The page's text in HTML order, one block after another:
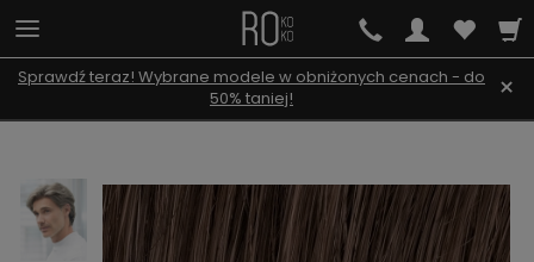
Sprawdź teraz! Wybrane modele w obniżonych cenach - do
50% taniej!
×